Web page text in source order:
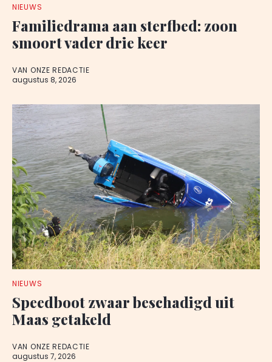
NIEUWS
Familiedrama aan sterfbed: zoon
smoort vader drie keer
VAN ONZE REDACTIE
augustus 8, 2026
NIEUWS
Speedboot zwaar beschadigd uit
Maas getakeld
VAN ONZE REDACTIE
augustus 7, 2026